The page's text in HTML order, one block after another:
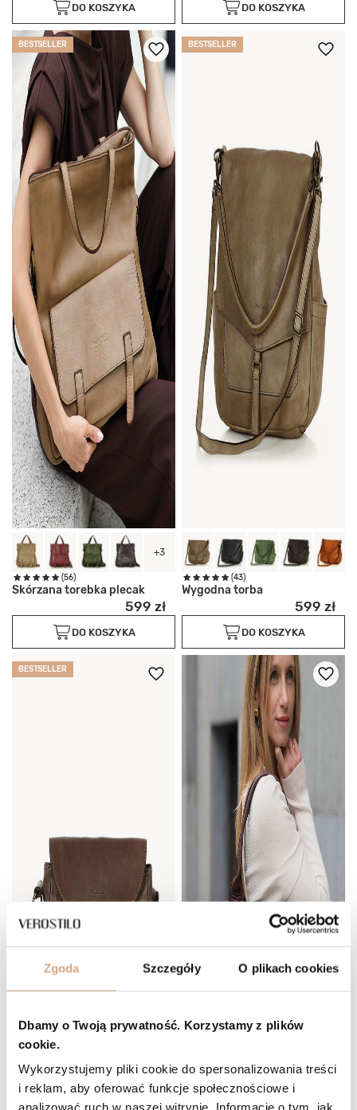
Zgoda Szczegóły O plikach cookies
Dbamy o Twoją prywatność. Korzystamy z plików
cookie.
Wykorzystujemy pliki cookie do spersonalizowania treści
i reklam, aby oferować funkcje społecznościowe i
analizować ruch w naszej witrynie. Informacje o tym, jak
DO KOSZYKA DO KOSZYKA
BESTSELLER
+3
(56)
Skórzana torebka plecak
599 zł
DO KOSZYKA
BESTSELLER
(43)
Wygodna torba
599 zł
DO KOSZYKA
BESTSELLER